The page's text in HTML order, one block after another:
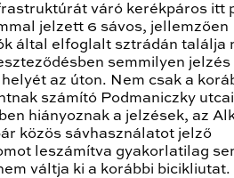
váró kerékpáros itt
jelzett 6 sávos, jellemzően
által elfoglalt sztrádán találja
semmilyen jelzés
az úton. Nem csak a
számító Podmaniczky utcai
hiányoznak a jelzések, az
közös sávhasználatot jelző
leszámítva gyakorlatilag
váltja ki a korábbi bicikliutat.